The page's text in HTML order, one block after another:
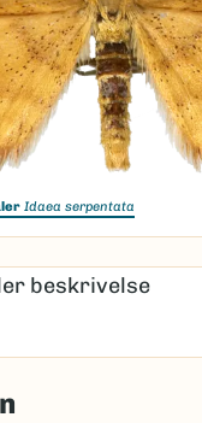
Idaea serpentata